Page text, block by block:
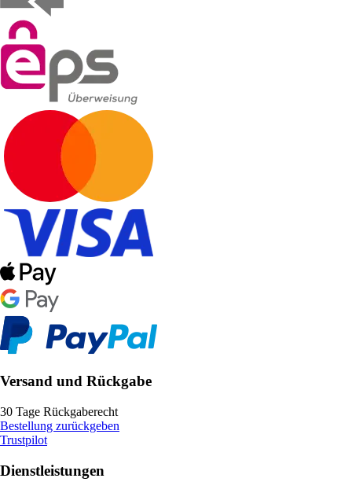
Versand und Rückgabe
30 Tage Rückgaberecht
Bestellung zurückgeben
Trustpilot
Dienstleistungen